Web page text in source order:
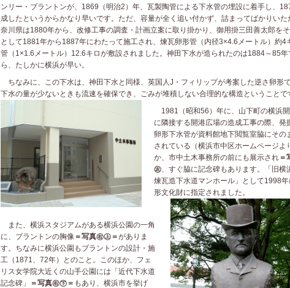
ンリー・ブラントンが、1869（明治2）年、瓦製陶管による下水管の埋設に着手し、
成したというからかなり早いです。ただ、容量が全く追い付かず、詰まってばかりいた
奈川県は1880年から、改修工事の調査・計画立案に取り掛かり、御用掛三田善太郎を
として1881年から1887年にわたって施工され、煉瓦卵形管（内径3×4.6メートル）約4
管（1×1.6メートル）12.6キロが敷設されました。神田下水が造られたのは1884～85年
ら、たしかに横浜が早い。
ちなみに、この下水は、神田下水と同様、英国人J・フィリップが考案した逆さ卵形
下水の量が少ないときも流速を確保でき、ごみが堆積しない合理的な構造ということで
1981（昭和56）年に、山下町の横浜
に隣接する開港広場の造成工事の際、発
卵形下水管が資料館地下閲覧室脇にその
されている（横浜市中区ホームページよ
か、市中土木事務所の前にも展示され ＝
㊧、すぐ脇に記念碑もあります。「旧横
煉瓦造下水道マンホール」として1998
形文化財に指定されました。
また、横浜スタジアムがある横浜公園の一角
に、ブラントンの胸像 ＝写真㊨㊤＝がありま
す。ちなみに横浜公園もブラントンの設計・施
工（1871、72年）とのこと。このほか、フェ
リス女学院大近くの山手公園には「近代下水道
記念碑」
＝写真㊨㊦＝ もあり、横浜市を挙げ